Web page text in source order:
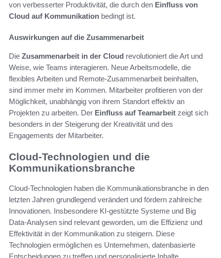
von verbesserter Produktivität, die durch den Einfluss von
Cloud auf Kommunikation bedingt ist.
Auswirkungen auf die Zusammenarbeit
Die Zusammenarbeit in der Cloud revolutioniert die Art und
Weise, wie Teams interagieren. Neue Arbeitsmodelle, die
flexibles Arbeiten und Remote-Zusammenarbeit beinhalten,
sind immer mehr im Kommen. Mitarbeiter profitieren von der
Möglichkeit, unabhängig von ihrem Standort effektiv an
Projekten zu arbeiten. Der Einfluss auf Teamarbeit zeigt sich
besonders in der Steigerung der Kreativität und des
Engagements der Mitarbeiter.
Cloud-Technologien und die
Kommunikationsbranche
Cloud-Technologien haben die Kommunikationsbranche in den
letzten Jahren grundlegend verändert und fördern zahlreiche
Innovationen. Insbesondere KI-gestützte Systeme und Big
Data-Analysen sind relevant geworden, um die Effizienz und
Effektivität in der Kommunikation zu steigern. Diese
Technologien ermöglichen es Unternehmen, datenbasierte
Entscheidungen zu treffen und personalisierte Inhalte